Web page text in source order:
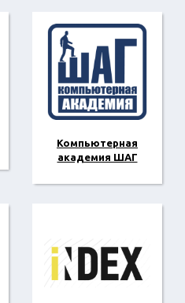
Компьютерная
академия ШАГ